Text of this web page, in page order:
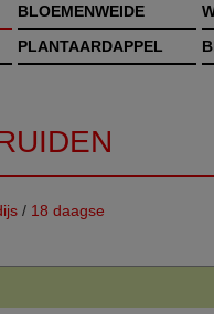
BLOEMENWEIDE
PLANTAARDAPPEL
/ 18 daagse